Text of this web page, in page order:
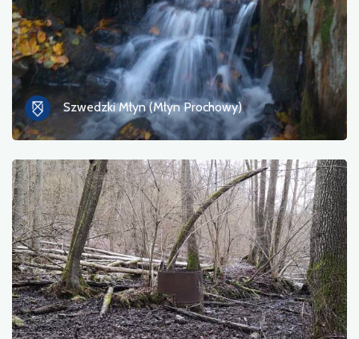
Szwedzki Młyn (Młyn Prochowy)